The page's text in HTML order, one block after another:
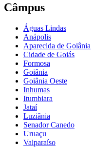
Câmpus
Águas Lindas
Anápolis
Aparecida de Goiânia
Cidade de Goiás
Formosa
Goiânia
Goiânia Oeste
Inhumas
Itumbiara
Jataí
Luziânia
Senador Canedo
Uruaçu
Valparaíso